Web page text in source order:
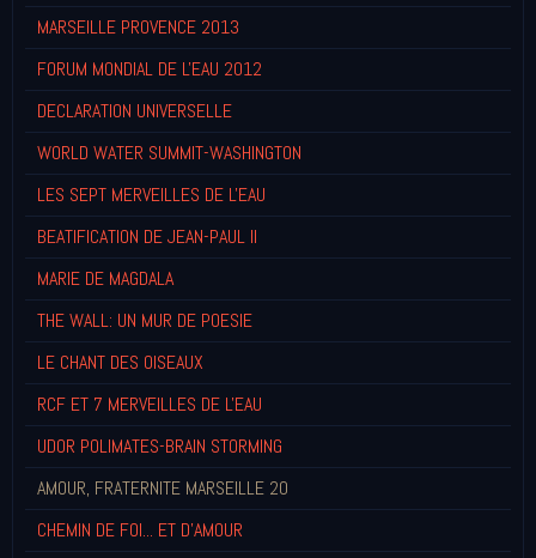
MARSEILLE PROVENCE 2013
FORUM MONDIAL DE L'EAU 2012
DECLARATION UNIVERSELLE
WORLD WATER SUMMIT-WASHINGTON
LES SEPT MERVEILLES DE L'EAU
BEATIFICATION DE JEAN-PAUL II
MARIE DE MAGDALA
THE WALL: UN MUR DE POESIE
LE CHANT DES OISEAUX
RCF ET 7 MERVEILLES DE L'EAU
UDOR POLIMATES-BRAIN STORMING
AMOUR, FRATERNITE MARSEILLE 20
CHEMIN DE FOI... ET D'AMOUR